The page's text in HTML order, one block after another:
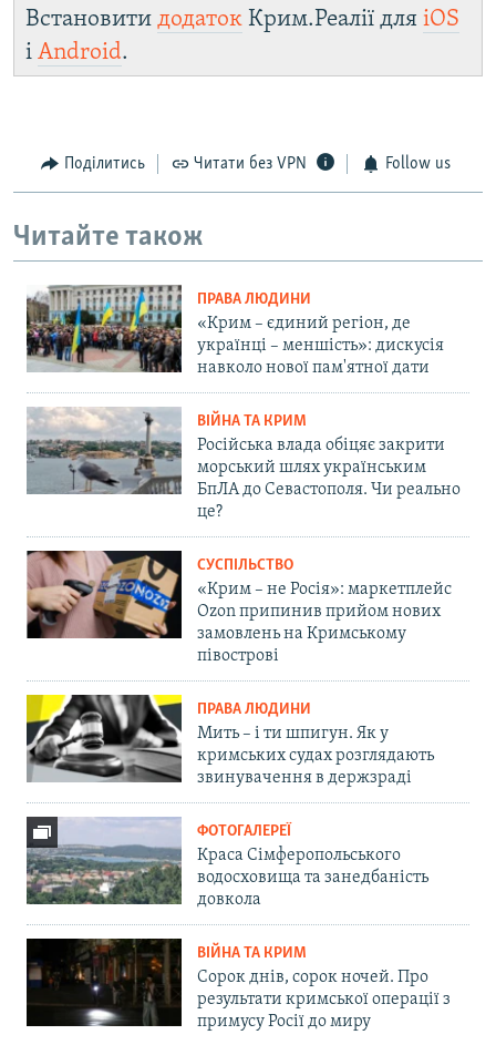
Встановити додаток Крим.Реалії для iOS
і Android.
Поділитись Читати без VPN Follow us
Читайте також
ПРАВА ЛЮДИНИ
«Крим – єдиний регіон, де
українці – меншість»: дискусія
навколо нової пам'ятної дати
ВІЙНА ТА КРИМ
Російська влада обіцяє закрити
морський шлях українським
БпЛА до Севастополя. Чи реально
це?
СУСПІЛЬСТВО
«Крим – не Росія»: маркетплейс
Ozon припинив прийом нових
замовлень на Кримському
півострові
ПРАВА ЛЮДИНИ
Мить – і ти шпигун. Як у
кримських судах розглядають
звинувачення в держзраді
ФОТОГАЛЕРЕЇ
Краса Сімферопольського
водосховища та занедбаність
довкола
ВІЙНА ТА КРИМ
Сорок днів, сорок ночей. Про
результати кримської операції з
примусу Росії до миру